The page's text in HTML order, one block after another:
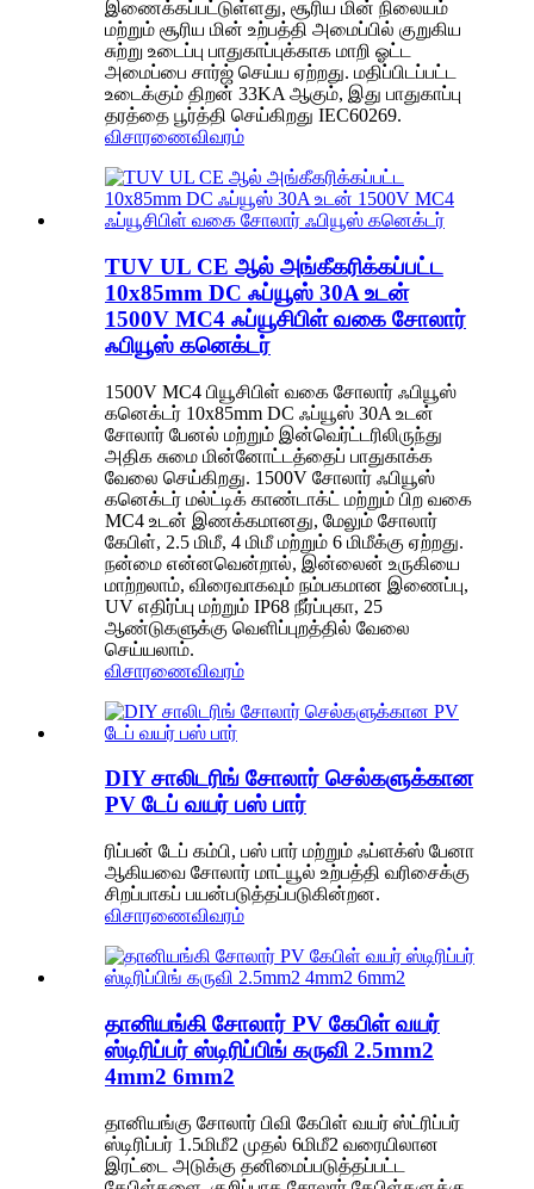
இணைக்கப்பட்டுள்ளது, சூரிய மின் நிலையம்
மற்றும் சூரிய மின் உற்பத்தி அமைப்பில் குறுகிய
சுற்று உடைப்பு பாதுகாப்புக்காக மாறி ஓட்ட
அமைப்பை சார்ஜ் செய்ய ஏற்றது. மதிப்பிடப்பட்ட
உடைக்கும் திறன் 33KA ஆகும், இது பாதுகாப்பு
தரத்தை பூர்த்தி செய்கிறது IEC60269.
விசாரணைவிவரம்
TUV UL CE ஆல் அங்கீகரிக்கப்பட்ட
10x85mm DC ஃப்யூஸ் 30A உடன்
1500V MC4 ஃப்யூசிபிள் வகை சோலார்
ஃபியூஸ் கனெக்டர்
1500V MC4 பியூசிபிள் வகை சோலார் ஃபியூஸ்
கனெக்டர் 10x85mm DC ஃப்யூஸ் 30A உடன்
சோலார் பேனல் மற்றும் இன்வெர்ட்டரிலிருந்து
அதிக சுமை மின்னோட்டத்தைப் பாதுகாக்க
வேலை செய்கிறது. 1500V சோலார் ஃபியூஸ்
கனெக்டர் மல்ட்டிக் காண்டாக்ட் மற்றும் பிற வகை
MC4 உடன் இணக்கமானது, மேலும் சோலார்
கேபிள், 2.5 மிமீ, 4 மிமீ மற்றும் 6 மிமீக்கு ஏற்றது.
நன்மை என்னவென்றால், இன்லைன் உருகியை
மாற்றலாம், விரைவாகவும் நம்பகமான இணைப்பு,
UV எதிர்ப்பு மற்றும் IP68 நீர்ப்புகா, 25
ஆண்டுகளுக்கு வெளிப்புறத்தில் வேலை
செய்யலாம்.
விசாரணைவிவரம்
DIY சாலிடரிங் சோலார் செல்களுக்கான
PV டேப் வயர் பஸ் பார்
ரிப்பன் டேப் கம்பி, பஸ் பார் மற்றும் ஃப்ளக்ஸ் பேனா
ஆகியவை சோலார் மாட்யூல் உற்பத்தி வரிசைக்கு
சிறப்பாகப் பயன்படுத்தப்படுகின்றன.
விசாரணைவிவரம்
தானியங்கி சோலார் PV கேபிள் வயர்
ஸ்டிரிப்பர் ஸ்டிரிப்பிங் கருவி 2.5mm2
4mm2 6mm2
தானியங்கு சோலார் பிவி கேபிள் வயர் ஸ்ட்ரிப்பர்
ஸ்டிரிப்பர் 1.5மிமீ2 முதல் 6மிமீ2 வரையிலான
இரட்டை அடுக்கு தனிமைப்படுத்தப்பட்ட